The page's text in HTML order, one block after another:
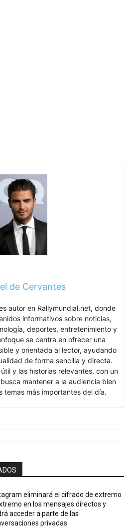
de Cervantes
autor en Rallymundial.net, donde
informativos sobre noticias,
deportes, entretenimiento y
se centra en ofrecer una
y orientada al lector, ayudando
de forma sencilla y directa.
y las historias relevantes, con un
mantener a la audiencia bien
temas más importantes del día.
eliminará el cifrado de extremo
en los mensajes directos y
acceder a parte de las
privadas